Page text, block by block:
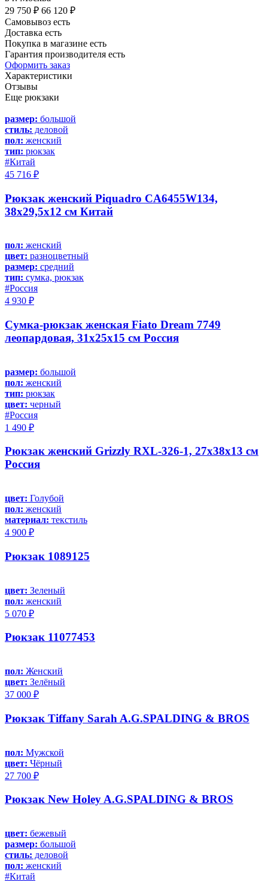
29 750 ₽ 66 120 ₽
Самовывоз есть
Доставка есть
Покупка в магазине есть
Гарантия производителя есть
Оформить заказ
Характеристики
Отзывы
Еще рюкзаки
размер: большой
стиль: деловой
пол: женский
тип: рюкзак
#Китай
45 716 ₽
Рюкзак женский Piquadro CA6455W134,
38х29,5х12 см Китай
пол: женский
цвет: разноцветный
размер: средний
тип: сумка, рюкзак
#Россия
4 930 ₽
Сумка-рюкзак женская Fiato Dream 7749
леопардовая, 31х25х15 см Россия
размер: большой
пол: женский
тип: рюкзак
цвет: черный
#Россия
1 490 ₽
Рюкзак женский Grizzly RXL-326-1, 27х38х13 см
Россия
цвет: Голубой
пол: женский
материал: текстиль
4 900 ₽
Рюкзак 1089125
цвет: Зеленый
пол: женский
5 070 ₽
Рюкзак 11077453
пол: Женский
цвет: Зелёный
37 000 ₽
Рюкзак Tiffany Sarah A.G.SPALDING & BROS
пол: Мужской
цвет: Чёрный
27 700 ₽
Рюкзак New Holey A.G.SPALDING & BROS
цвет: бежевый
размер: большой
стиль: деловой
пол: женский
#Китай